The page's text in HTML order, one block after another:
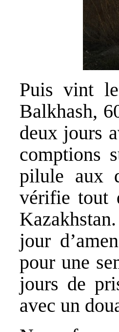
Puis vint
Balkhash,
deux jours
comptions
pilule aux
vérifie tout
jour
pour une
jours de
avec un